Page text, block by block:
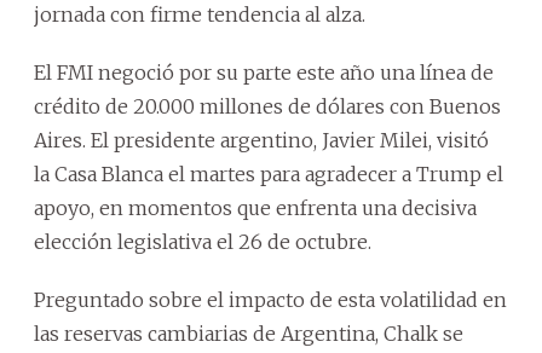
jornada con firme tendencia al alza.
El FMI negoció por su parte este año una línea de
crédito de 20.000 millones de dólares con Buenos
Aires. El presidente argentino, Javier Milei, visitó
la Casa Blanca el martes para agradecer a Trump el
apoyo, en momentos que enfrenta una decisiva
elección legislativa el 26 de octubre.
Preguntado sobre el impacto de esta volatilidad en
las reservas cambiarias de Argentina, Chalk se